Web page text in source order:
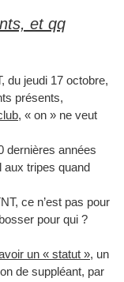
et qq
du jeudi 17 octobre,
présents,
, « on » ne veut
dernières années
aux tripes quand
ce n’est pas pour
pour qui ?
un « statut », un
de suppléant, par